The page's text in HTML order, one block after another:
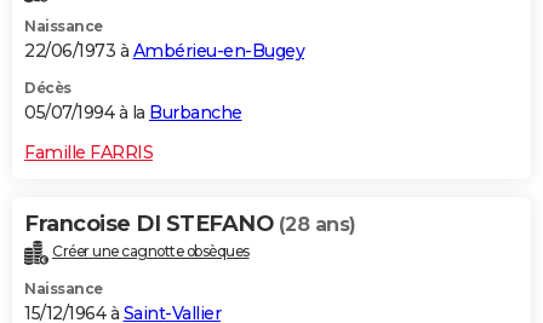
Naissance
22/06/1973 à Ambérieu-en-Bugey
Décès
05/07/1994 à la Burbanche
Famille FARRIS
Francoise DI STEFANO (28 ans)
Créer une cagnotte obsèques
Naissance
15/12/1964 à Saint-Vallier